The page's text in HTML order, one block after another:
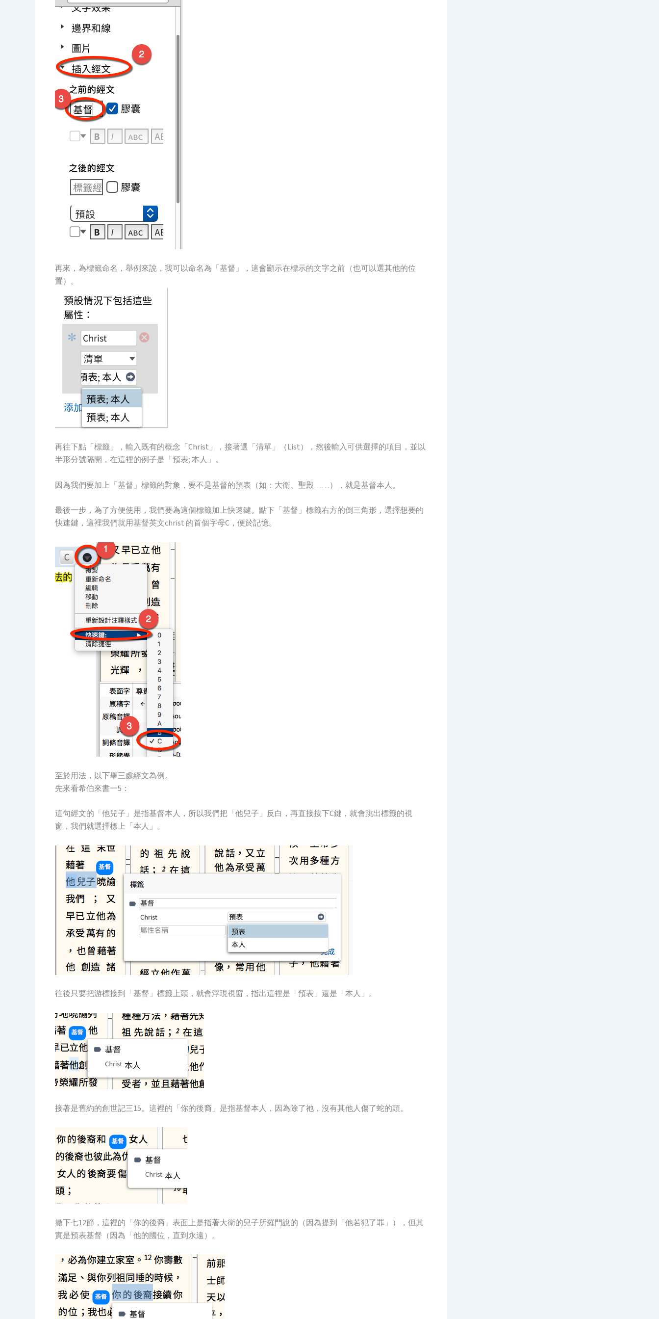
再來，為標籤命名，舉例來說，我可以命名為「基督」，這會顯示在標示的文字之前（也可以選其他的位
置）。
再往下點「標籤」，輸入既有的概念「Christ」，接著選「清單」（List），然後輸入可供選擇的項目，並以
半形分號隔開，在這裡的例子是「預表; 本人」。
因為我們要加上「基督」標籤的對象，要不是基督的預表（如：大衛、聖殿……），就是基督本人。
最後一步，為了方便使用，我們要為這個標籤加上快速鍵。點下「基督」標籤右方的倒三角形，選擇想要的
快速鍵，這裡我們就用基督英文christ 的首個字母C，便於記憶。
至於用法，以下舉三處經文為例。
先來看希伯來書一5：
這句經文的「他兒子」是指基督本人，所以我們把「他兒子」反白，再直接按下C鍵，就會跳出標籤的視
窗，我們就選擇標上「本人」。
往後只要把游標接到「基督」標籤上頭，就會浮現視窗，指出這裡是「預表」還是「本人」。
接著是舊約的創世記三15。這裡的「你的後裔」是指基督本人，因為除了祂，沒有其他人傷了蛇的頭。
撒下七12節，這裡的「你的後裔」表面上是指著大衛的兒子所羅門說的（因為提到「他若犯了罪」），但其
實是預表基督（因為「他的國位，直到永遠）。